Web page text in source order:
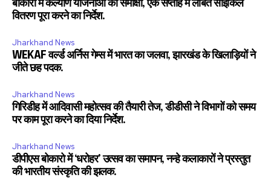
बोकारो में कल्याण योजनाओं की समीक्षा, एक सप्ताह में लंबित साइकिल
वितरण पूरा करने का निर्देश.
Jharkhand News
WEKAF वर्ल्ड अर्निस गेम्स में भारत का जलवा, झारखंड के खिलाड़ियों ने
जीते छह पदक.
Jharkhand News
गिरिडीह में आदिवासी महोत्सव की तैयारी तेज, डीडीसी ने विभागों को समय
पर काम पूरा करने का दिया निर्देश.
Jharkhand News
डीपीएस बोकारो में ‘धरोहर’ उत्सव का समापन, नन्हे कलाकारों ने प्रस्तुत
की भारतीय संस्कृति की झलक.